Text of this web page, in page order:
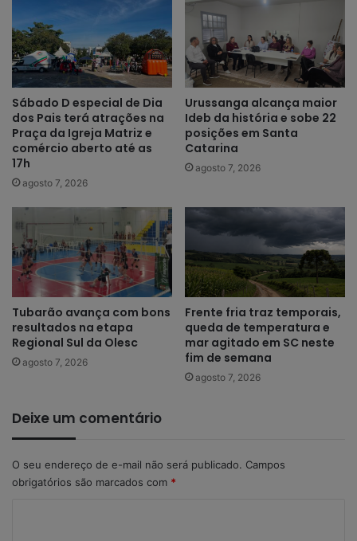
Sábado D especial de Dia
dos Pais terá atrações na
Praça da Igreja Matriz e
comércio aberto até as
17h
agosto 7, 2026
Urussanga alcança maior
Ideb da história e sobe 22
posições em Santa
Catarina
agosto 7, 2026
Tubarão avança com bons
resultados na etapa
Regional Sul da Olesc
agosto 7, 2026
Frente fria traz temporais,
queda de temperatura e
mar agitado em SC neste
fim de semana
agosto 7, 2026
Deixe um comentário
O seu endereço de e-mail não será publicado. Campos
obrigatórios são marcados com *